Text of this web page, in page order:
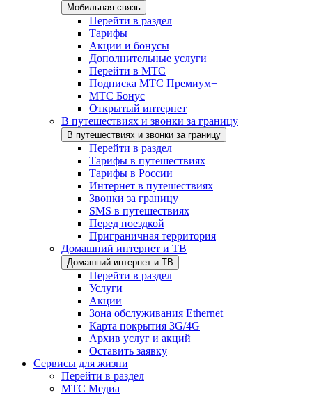
Мобильная связь
Перейти в раздел
Тарифы
Акции и бонусы
Дополнительные услуги
Перейти в МТС
Подписка МТС Премиум+
МТС Бонус
Открытый интернет
В путешествиях и звонки за границу
В путешествиях и звонки за границу
Перейти в раздел
Тарифы в путешествиях
Тарифы в России
Интернет в путешествиях
Звонки за границу
SMS в путешествиях
Перед поездкой
Приграничная территория
Домашний интернет и ТВ
Домашний интернет и ТВ
Перейти в раздел
Услуги
Акции
Зона обслуживания Ethernet
Карта покрытия 3G/4G
Архив услуг и акций
Оставить заявку
Сервисы для жизни
Перейти в раздел
МТС Медиа